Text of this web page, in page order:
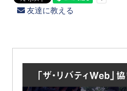
友達に教える